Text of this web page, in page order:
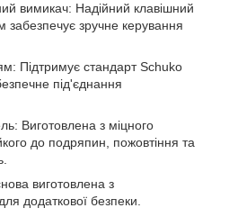
вимикач: Надійний клавішний
забезпечує зручне керування
Підтримує стандарт Schuko
під'єднання
Виготовлена з міцного
до подряпин, пожовтіння та
виготовлена з
додаткової безпеки.